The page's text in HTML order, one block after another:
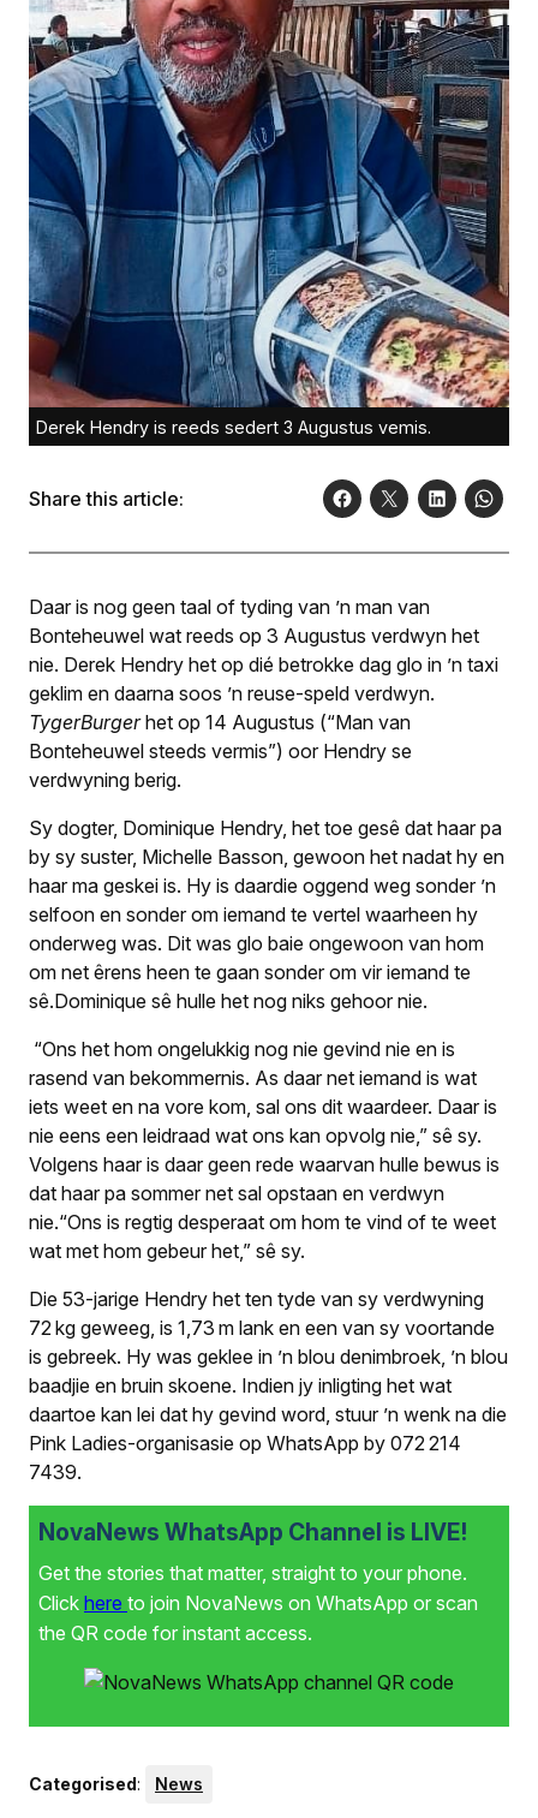
Derek Hendry is reeds sedert 3 Augustus vemis.
Share this article:
Daar is nog geen taal of tyding van ’n man van
Bonteheuwel wat reeds op 3 Augustus verdwyn het
nie. Derek Hendry het op dié betrokke dag glo in ’n taxi
geklim en daarna soos ’n reuse-speld verdwyn.
TygerBurgerhet op 14 Augustus (“Man van
Bonteheuwel steeds vermis”) oor Hendry se
verdwyning berig.
Sy dogter, Dominique Hendry, het toe gesê dat haar pa
by sy suster, Michelle Basson, gewoon het nadat hy en
haar ma geskei is. Hy is daardie oggend weg sonder ’n
selfoon en sonder om iemand te vertel waarheen hy
onderweg was. Dit was glo baie ongewoon van hom
om net êrens heen te gaan sonder om vir iemand te
sê.Dominique sê hulle het nog niks gehoor nie.
“Ons het hom ongelukkig nog nie gevind nie en is
rasend van bekommernis. As daar net iemand is wat
iets weet en na vore kom, sal ons dit waardeer. Daar is
nie eens een leidraad wat ons kan opvolg nie,” sê sy.
Volgens haar is daar geen rede waarvan hulle bewus is
dat haar pa sommer net sal opstaan en verdwyn
nie.“Ons is regtig desperaat om hom te vind of te weet
wat met hom gebeur het,” sê sy.
Die 53-jarige Hendry het ten tyde van sy verdwyning
72 kg geweeg, is 1,73 m lank en een van sy voortande
is gebreek. Hy was geklee in ’n blou denimbroek, ’n blou
baadjie en bruin skoene. Indien jy inligting het wat
daartoe kan lei dat hy gevind word, stuur ’n wenk na die
Pink Ladies-organisasie op WhatsApp by 072 214
7439.
NovaNews WhatsApp Channel is LIVE!
Get the stories that matter, straight to your phone.
Click here to join NovaNews on WhatsApp or scan
the QR code for instant access.
Categorised: News